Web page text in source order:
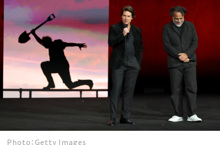
Photo：Getty Images